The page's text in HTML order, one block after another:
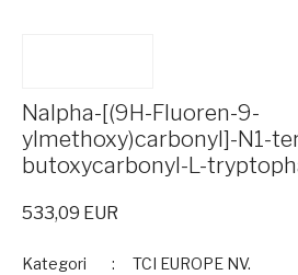
Nalpha-[(9H-Fluoren-9-
ylmethoxy)carbonyl]-N1-
butoxycarbonyl-L-
533,09 EUR
Kategori
TCI EUROPE NV.